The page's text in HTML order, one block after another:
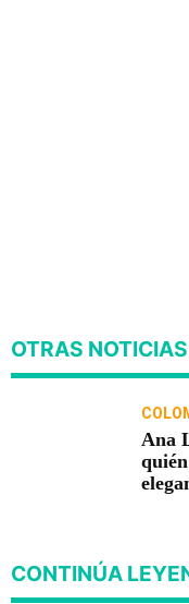
OTRAS NOTICIAS
Ana
CONTINÚA